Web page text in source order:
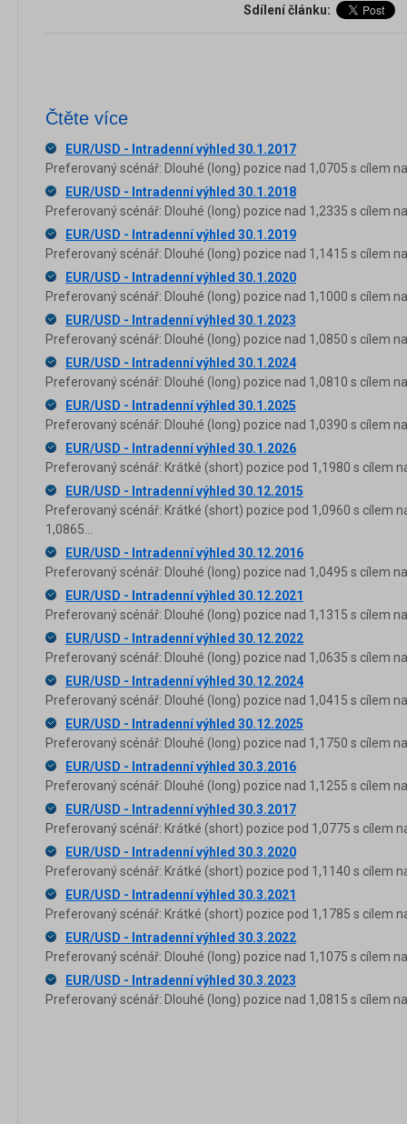
Sdílení článku:
Čtěte více
EUR/USD - Intradenní výhled 30.1.2017
Preferovaný scénář: Dlouhé (long) pozice nad 1,0705 s cílem
EUR/USD - Intradenní výhled 30.1.2018
Preferovaný scénář: Dlouhé (long) pozice nad 1,2335 s cílem
EUR/USD - Intradenní výhled 30.1.2019
Preferovaný scénář: Dlouhé (long) pozice nad 1,1415 s cílem
EUR/USD - Intradenní výhled 30.1.2020
Preferovaný scénář: Dlouhé (long) pozice nad 1,1000 s cílem
EUR/USD - Intradenní výhled 30.1.2023
Preferovaný scénář: Dlouhé (long) pozice nad 1,0850 s cílem
EUR/USD - Intradenní výhled 30.1.2024
Preferovaný scénář: Dlouhé (long) pozice nad 1,0810 s cílem
EUR/USD - Intradenní výhled 30.1.2025
Preferovaný scénář: Dlouhé (long) pozice nad 1,0390 s cílem
EUR/USD - Intradenní výhled 30.1.2026
Preferovaný scénář: Krátké (short) pozice pod 1,1980 s cílem
EUR/USD - Intradenní výhled 30.12.2015
Preferovaný scénář: Krátké (short) pozice pod 1,0960 s cílem
1,0865...
EUR/USD - Intradenní výhled 30.12.2016
Preferovaný scénář: Dlouhé (long) pozice nad 1,0495 s cílem
EUR/USD - Intradenní výhled 30.12.2021
Preferovaný scénář: Dlouhé (long) pozice nad 1,1315 s cílem
EUR/USD - Intradenní výhled 30.12.2022
Preferovaný scénář: Dlouhé (long) pozice nad 1,0635 s cílem
EUR/USD - Intradenní výhled 30.12.2024
Preferovaný scénář: Dlouhé (long) pozice nad 1,0415 s cílem
EUR/USD - Intradenní výhled 30.12.2025
Preferovaný scénář: Dlouhé (long) pozice nad 1,1750 s cílem
EUR/USD - Intradenní výhled 30.3.2016
Preferovaný scénář: Dlouhé (long) pozice nad 1,1255 s cílem
EUR/USD - Intradenní výhled 30.3.2017
Preferovaný scénář: Krátké (short) pozice pod 1,0775 s cílem
EUR/USD - Intradenní výhled 30.3.2020
Preferovaný scénář: Krátké (short) pozice pod 1,1140 s cílem
EUR/USD - Intradenní výhled 30.3.2021
Preferovaný scénář: Krátké (short) pozice pod 1,1785 s cílem
EUR/USD - Intradenní výhled 30.3.2022
Preferovaný scénář: Dlouhé (long) pozice nad 1,1075 s cílem
EUR/USD - Intradenní výhled 30.3.2023
Preferovaný scénář: Dlouhé (long) pozice nad 1,0815 s cílem